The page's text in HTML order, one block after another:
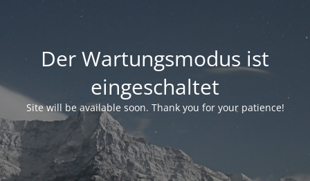
Der Wartungsmodus ist
eingeschaltet
Site will be available soon. Thank you for your patience!